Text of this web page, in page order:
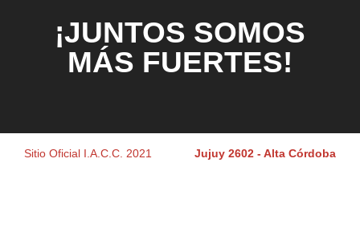
¡JUNTOS SOMOS
MÁS FUERTES!
Sitio Oficial I.A.C.C. 2021 Jujuy 2602 - Alta Córdoba